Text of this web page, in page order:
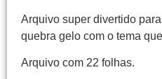
Arquivo super divertido
quebra gelo com o tema
Arquivo com 22 folhas.